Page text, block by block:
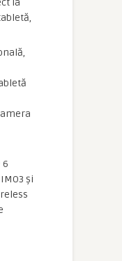
6
și